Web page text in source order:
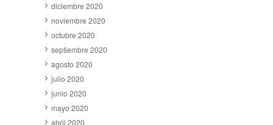
diciembre 2020
noviembre 2020
octubre 2020
septiembre 2020
agosto 2020
julio 2020
junio 2020
mayo 2020
abril 2020